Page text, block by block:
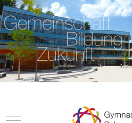
Mobile Menu Toggle